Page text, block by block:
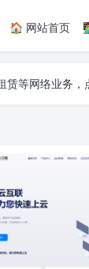
🏠 网站首页
、精选诗集
等网络业务
等网络业务